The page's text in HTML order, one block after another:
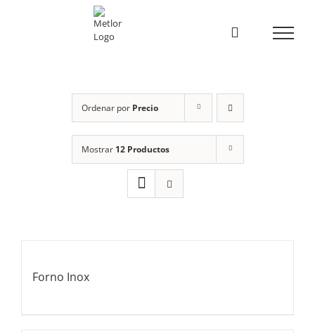
Ordenar por Precio
Mostrar 12 Productos
Forno Inox